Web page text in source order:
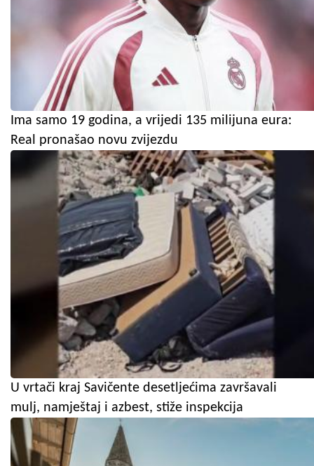
Ima samo 19 godina, a vrijedi 135 milijuna eura:
Real pronašao novu zvijezdu
U vrtači kraj Savičente desetljećima završavali
mulj, namještaj i azbest, stiže inspekcija